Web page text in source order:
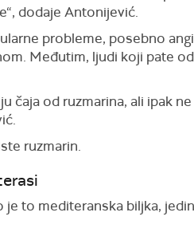
dodaje Antonijević.
probleme, posebno
Međutim, ljudi koji pate
od ruzmarina, ali ipak
ruzmarin.
to mediteranska biljka,